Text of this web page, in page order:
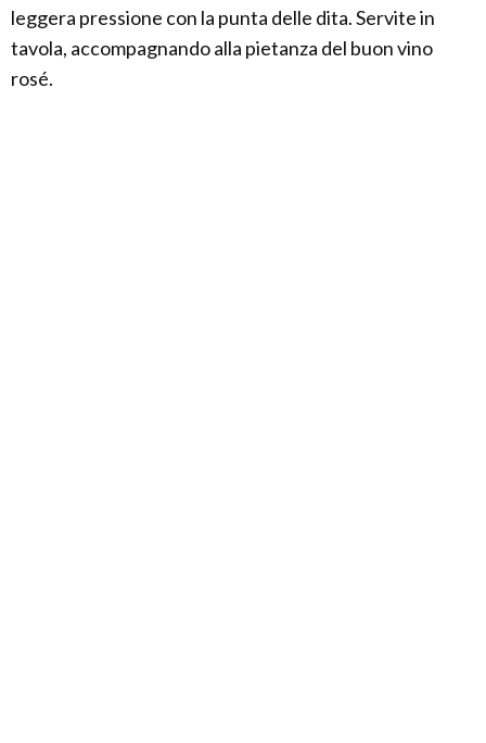
leggera pressione con la punta delle dita. Servite in
tavola, accompagnando alla pietanza del buon vino
rosé.